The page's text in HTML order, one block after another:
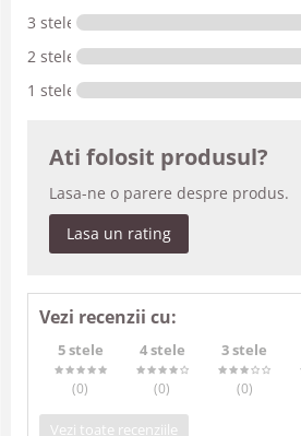
3 stele
2 stele
1 stele
Ati folosit produsul?
Lasa-ne o parere despre produs.
Lasa un rating
Vezi recenzii cu:
5 stele
(0)
4 stele
(0)
3 stele
(0)
Vezi toate recenziile